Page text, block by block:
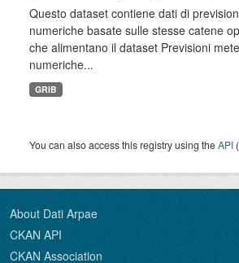
Questo dataset contiene dati di
numeriche basate sulle stesse catene
che alimentano il dataset Previsioni
numeriche...
GRIB
You can also access this registry using theAPI
About Dati Arpae
CKAN API
CKAN Association